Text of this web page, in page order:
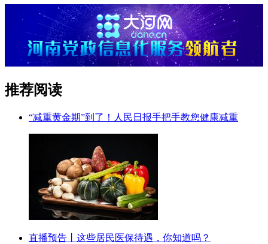
推荐阅读
“减重黄金期”到了！人民日报手把手教您健康减重
直播预告丨这些居民医保待遇，你知道吗？